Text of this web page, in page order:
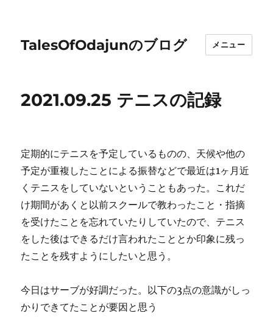
TalesOfOdajunのブログ メニュー
2021.09.25 テニスの記録
定期的にテニスを予定しているものの、天候や他の
予定が重複したことによる振替などで最近は1ヶ月近
くテニスをしていないということもあった。これだ
け期間があくと以前スクールで教わったこと・指摘
を受けたことを忘れていたりしていたので、テニス
をした後はできるだけ言われたこととか印象に残っ
たことを残すようにしたいと思う。
今日はサーブが好調だった。以下の3点の意識がしっ
かりできてたことが要因と思う